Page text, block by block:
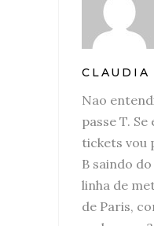
CLAUDIA
Nao
passe T.
tickets vou
B saindo
linha de
de Paris,